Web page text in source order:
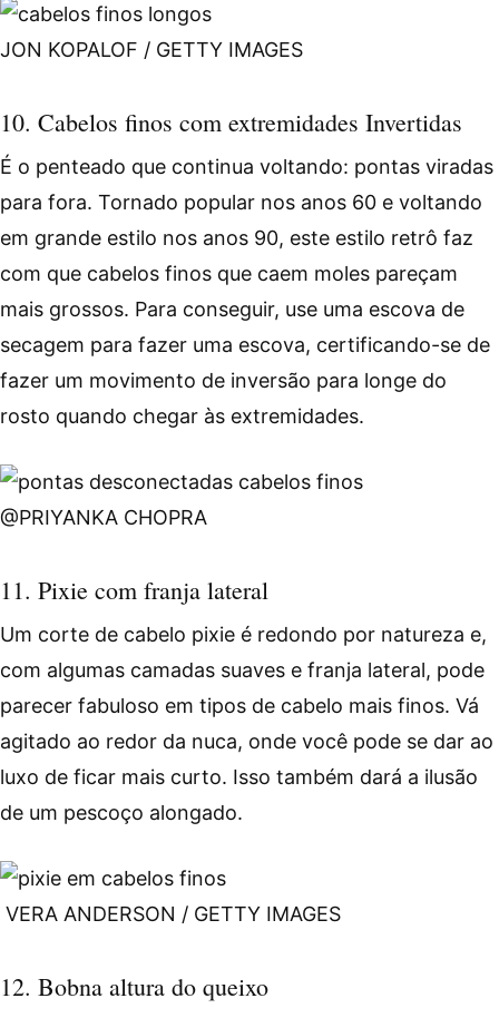
JON KOPALOF / GETTY IMAGES
10. Cabelos finos com extremidades Invertidas
É o penteado que continua voltando: pontas viradas
para fora. Tornado popular nos anos 60 e voltando
em grande estilo nos anos 90, este estilo retrô faz
com que cabelos finos que caem moles pareçam
mais grossos. Para conseguir, use uma escova de
secagem para fazer uma escova, certificando-se de
fazer um movimento de inversão para longe do
rosto quando chegar às extremidades.
@PRIYANKA CHOPRA
11. Pixie com franja lateral
Um corte de cabelo pixie é redondo por natureza e,
com algumas camadas suaves e franja lateral, pode
parecer fabuloso em tipos de cabelo mais finos. Vá
agitado ao redor da nuca, onde você pode se dar ao
luxo de ficar mais curto. Isso também dará a ilusão
de um pescoço alongado.
VERA ANDERSON / GETTY IMAGES
12. Bobna altura do queixo